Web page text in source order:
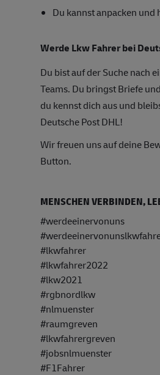
Du kannst anpacken und
Werde Lkw Fahrer bei
Du bist auf der Suche nach
Teams. Du bringst Briefe
du kennst dich aus und
Deutsche Post DHL!
Wir freuen uns auf deine
Button.
MENSCHEN VERBINDEN,
#werdeeinervonuns
#lkwfahrer
#lkwfahrer2022
#lkw2021
#rgbnordlkw
#nlmuenster
#raumgreven
#lkwfahrergreven
#jobsnlmuenster
#F1Fahrer